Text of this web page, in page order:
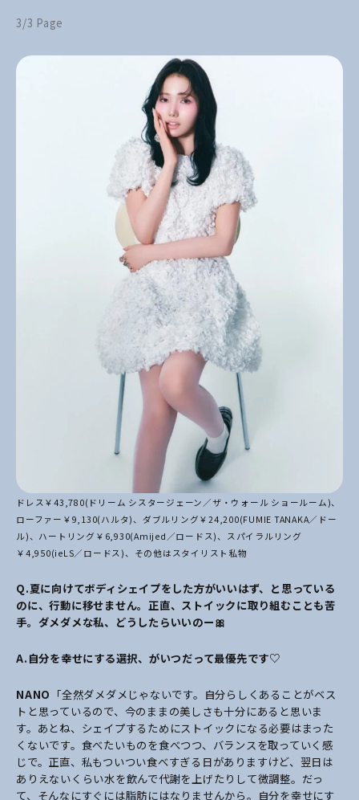
3/3 Page
ドレス￥43,780(ドリーム シスタージェーン／ザ・ウォール ショールーム)、
ローファー￥9,130(ハルタ)、ダブルリング￥24,200(FUMIE TANAKA／ドー
ル)、ハートリング￥6,930(Amijed／ロードス)、スパイラルリング
￥4,950(ieLS／ロードス)、その他はスタイリスト私物
Q.夏に向けてボディシェイプをした方がいいはず、と思っている
のに、行動に移せません。正直、ストイックに取り組むことも苦
手。ダメダメな私、どうしたらいいのー🎀
A. 自分を幸せにする選択、がいつだって最優先です♡
NANO 「全然ダメダメじゃないです。自分らしくあることがベス
トと思っているので、今のままの美しさも十分にあると思いま
す。あとね、シェイプするためにストイックになる必要はまった
くないです。食べたいものを食べつつ、バランスを取っていく感
じで。正直、私もついつい食べすぎる日がありますけど、翌日は
ありえないくらい水を飲んで代謝を上げたりして微調整。だっ
て、そんなにすぐには脂肪にはなりませんから。自分を幸せにす